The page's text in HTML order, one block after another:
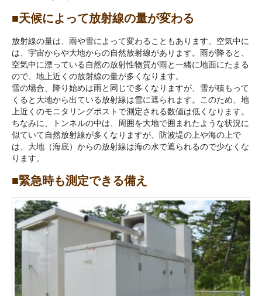
■天候によって放射線の量が変わる
放射線の量は、雨や雪によって変わることもあります。空気中に
は、宇宙からや大地からの自然放射線があります。雨が降ると、
空気中に漂っている自然の放射性物質が雨と一緒に地面にたまる
ので、地上近くの放射線の量が多くなります。
雪の場合、降り始めは雨と同じで多くなりますが、雪が積もって
くると大地から出ている放射線は雪に遮られます。このため、地
上近くのモニタリングポストで測定される数値は低くなります。
ちなみに、トンネルの中は、周囲を大地で囲まれたような状況に
似ていて自然放射線が多くなりますが、防波堤の上や海の上で
は、大地（海底）からの放射線は海の水で遮られるので少なくな
ります。
■緊急時も測定できる備え